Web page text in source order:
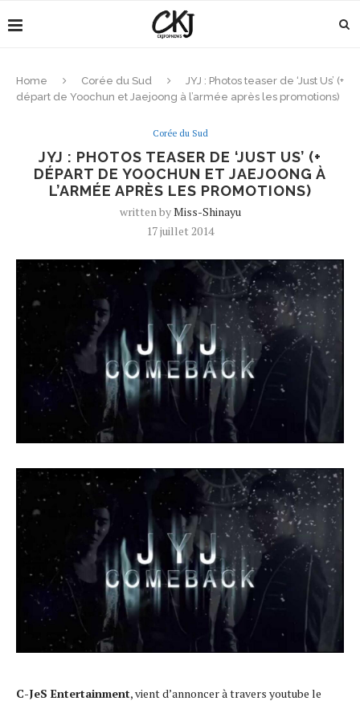
Home Corée du Sud
JYJ : Photos teaser de ‘Just Us’ (+
départ de Yoochun et Jaejoong à l’armée après les promotions)
Corée du Sud
JYJ : PHOTOS TEASER DE ‘JUST US’ (+
DÉPART DE YOOCHUN ET JAEJOONG À
L’ARMÉE APRÈS LES PROMOTIONS)
written byMiss-Shinayu
17 juillet 2014
C-JeS Entertainment, vient d’annoncer à travers youtube le